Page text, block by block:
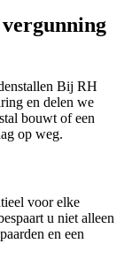
Bij RH
en delen we
bouwt of een
op weg.
voor elke
u niet alleen
en een